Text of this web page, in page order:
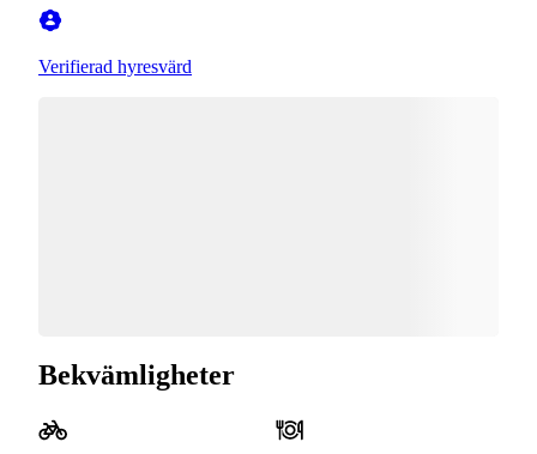
Verifierad hyresvärd
Bekvämligheter